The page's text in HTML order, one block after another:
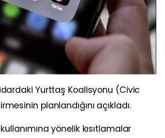
Yurttaş Koalisyonu (Civic
planlandığını açıkladı.
yönelik kısıtlamalar